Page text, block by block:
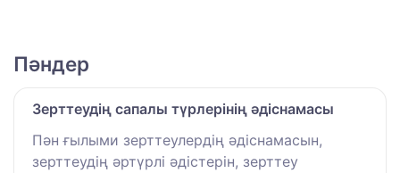
Пәндер
Зерттеудің сапалы түрлерінің әдіснамасы
Пән ғылыми зерттеулердің әдіснамасын,
зерттеудің әртүрлі әдістерін, зерттеу